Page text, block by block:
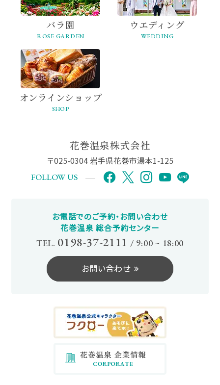
バラ園
ROSE GARDEN
ウエディング
WEDDING
オンラインショップ
SHOP
花巻温泉株式会社
〒025-0304 岩手県花巻市湯本1-125
FOLLOW US
お電話でのご予約・お問い合わせ
花巻温泉 総合予約センター
TEL. 0198-37-2111 / 9:00 ~ 18:00
お問い合わせ